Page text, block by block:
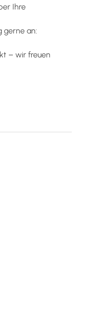
Ihre
gerne an:
– wir freuen